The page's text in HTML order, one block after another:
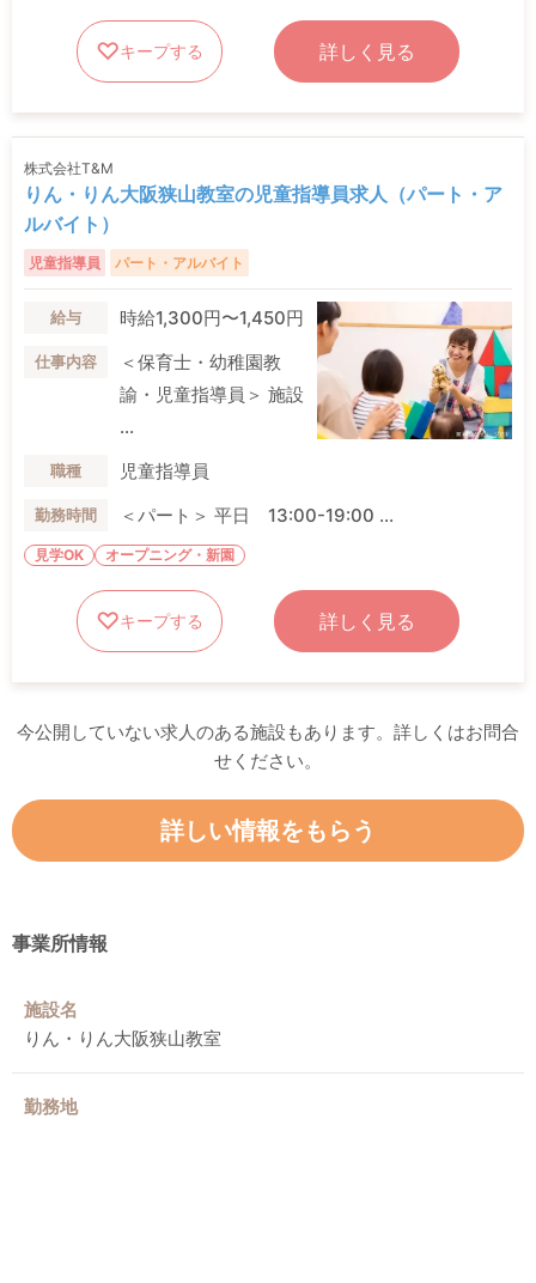
キープする 詳しく見る
株式会社T&M
りん・りん大阪狭山教室の児童指導員求人（パート・ア
ルバイト）
児童指導員 パート・アルバイト
給与 時給1,300円〜1,450円
仕事内容
＜保育士・幼稚園教
諭・児童指導員＞ 施設
...
職種 児童指導員
勤務時間 ＜パート＞ 平日 13:00-19:00 ...
見学OK オープニング・新園
キープする 詳しく見る
今公開していない求人のある施設もあります。詳しくはお問合
せください。
詳しい情報をもらう
事業所情報
施設名
りん・りん大阪狭山教室
勤務地